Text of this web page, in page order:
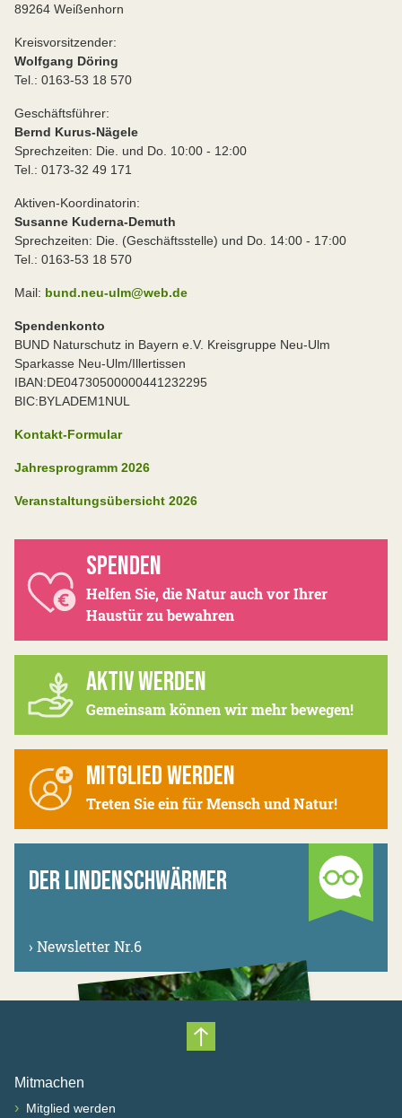
89264 Weißenhorn
Kreisvorsitzender:
Wolfgang Döring
Tel.: 0163-53 18 570
Geschäftsführer:
Bernd Kurus-Nägele
Sprechzeiten: Die. und Do. 10:00 - 12:00
Tel.: 0173-32 49 171
Aktiven-Koordinatorin:
Susanne Kuderna-Demuth
Sprechzeiten: Die. (Geschäftsstelle) und Do. 14:00 - 17:00
Tel.: 0163-53 18 570
Mail: bund.neu-ulm@web.de
Spendenkonto
BUND Naturschutz in Bayern e.V. Kreisgruppe Neu-Ulm
Sparkasse Neu-Ulm/Illertissen
IBAN:DE04730500000441232295
BIC:BYLADEM1NUL
Kontakt-Formular
Jahresprogramm 2026
Veranstaltungsübersicht 2026
SPENDEN
Helfen Sie, die Natur auch vor Ihrer
Haustür zu bewahren
AKTIV WERDEN
Gemeinsam können wir mehr bewegen!
MITGLIED WERDEN
Treten Sie ein für Mensch und Natur!
DER LINDENSCHWÄRMER
› Newsletter Nr.6
Nach oben scrollen
Mitmachen
› Mitglied werden